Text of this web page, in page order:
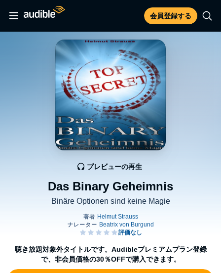
会員登録する
Das Binary Geheimnis
Binäre Optionen sind keine Magie
プレビューの再生
聴き放題対象外タイトルです。Audibleプレミアムプラン登録
で、非会員価格の30％OFFで購入できます。